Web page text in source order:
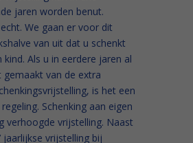
jaren worden benut.
We gaan er voor dit
van uit dat u schenkt
kind. Als u in eerdere jaren al
gemaakt van de extra
is het een
Schenking aan eigen
verhoogde vrijstelling. Naast
jaarlijkse vrijstelling bij